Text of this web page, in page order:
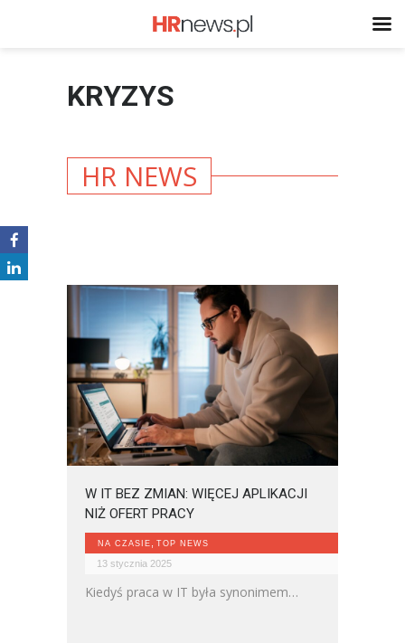
KRYZYS
HR NEWS
W IT BEZ ZMIAN: WIĘCEJ APLIKACJI
NIŻ OFERT PRACY
NA CZASIE TOP NEWS
13 stycznia 2025
Kiedyś praca w IT była synonimem